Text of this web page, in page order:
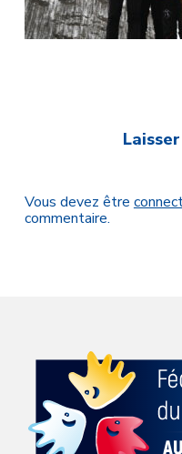
Vous devez être
commentaire.